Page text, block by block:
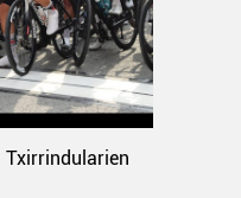
Txirrindularien